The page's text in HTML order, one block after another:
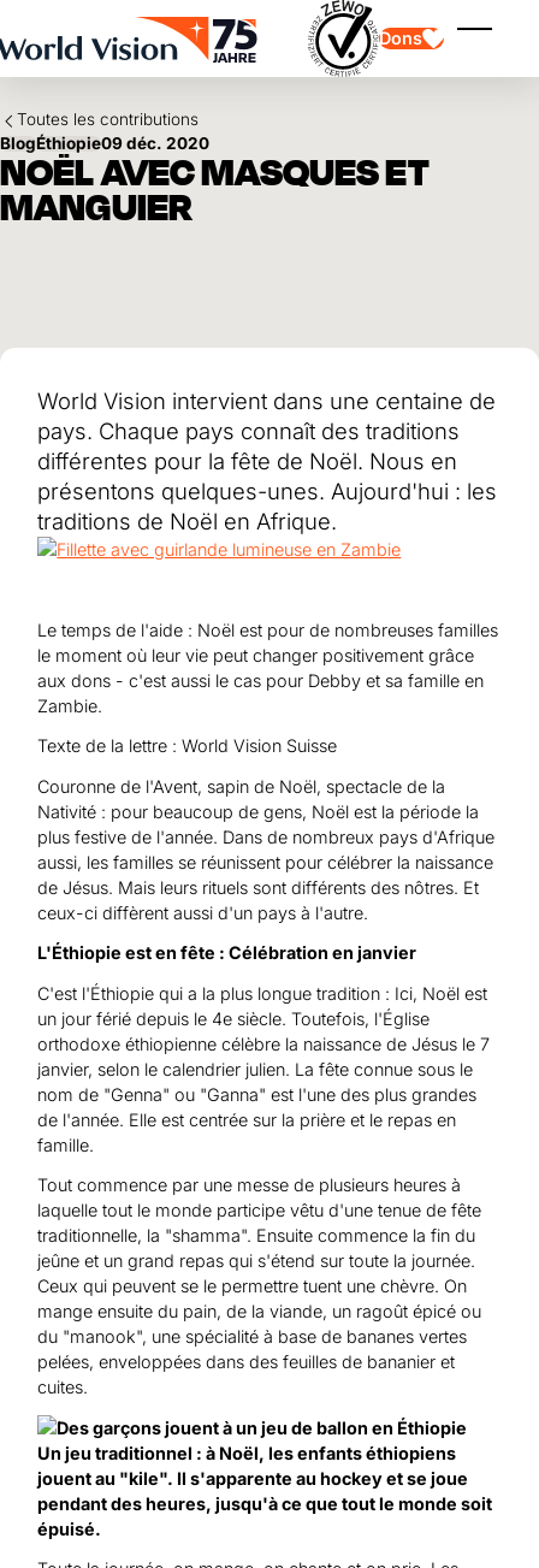
Dons
Parrainage d'enfants en détresse
Testament et legs
Philanthropie
Coopération entre entreprises
Séisme au Venezuela
Aide à l'Ukraine
Aide au Soudan
Aide à l'Afghanistan
Domaines d'application
Impact et succès
Utilisation des fonds
Rapport annuel et finances
Afrique
Amérique latine
Moyen-Orient et Europe
Toutes les contributions
BlogÉthiopie09 déc. 2020
NOËL AVEC MASQUES ET
MANGUIER
World Vision intervient dans une centaine de
pays. Chaque pays connaît des traditions
différentes pour la fête de Noël. Nous en
présentons quelques-unes. Aujourd'hui : les
traditions de Noël en Afrique.
Le temps de l'aide : Noël est pour de nombreuses familles
le moment où leur vie peut changer positivement grâce
aux dons - c'est aussi le cas pour Debby et sa famille en
Zambie.
Texte de la lettre : World Vision Suisse
Couronne de l'Avent, sapin de Noël, spectacle de la
Nativité : pour beaucoup de gens, Noël est la période la
plus festive de l'année. Dans de nombreux pays d'Afrique
aussi, les familles se réunissent pour célébrer la naissance
de Jésus. Mais leurs rituels sont différents des nôtres. Et
ceux-ci diffèrent aussi d'un pays à l'autre.
L'Éthiopie est en fête : Célébration en janvier
C'est l'Éthiopie qui a la plus longue tradition : Ici, Noël est
un jour férié depuis le 4e siècle. Toutefois, l'Église
orthodoxe éthiopienne célèbre la naissance de Jésus le 7
janvier, selon le calendrier julien. La fête connue sous le
nom de "Genna" ou "Ganna" est l'une des plus grandes
de l'année. Elle est centrée sur la prière et le repas en
famille.
Tout commence par une messe de plusieurs heures à
laquelle tout le monde participe vêtu d'une tenue de fête
traditionnelle, la "shamma". Ensuite commence la fin du
jeûne et un grand repas qui s'étend sur toute la journée.
Ceux qui peuvent se le permettre tuent une chèvre. On
mange ensuite du pain, de la viande, un ragoût épicé ou
du "manook", une spécialité à base de bananes vertes
pelées, enveloppées dans des feuilles de bananier et
cuites.
Un jeu traditionnel : à Noël, les enfants éthiopiens
jouent au "kile". Il s'apparente au hockey et se joue
pendant des heures, jusqu'à ce que tout le monde soit
épuisé.